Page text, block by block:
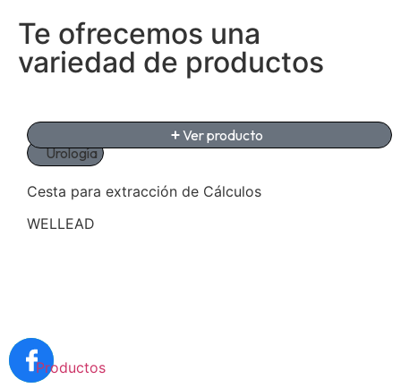
Te ofrecemos una
variedad de productos
Urología
Cesta para extracción de Cálculos
WELLEAD
Ver producto
Productos